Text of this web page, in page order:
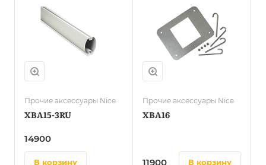
Прочие аксессуары Nice
XBA15-3RU
14900
в корзину
Прочие аксессуары Nice
XBA16
11900 в корзину